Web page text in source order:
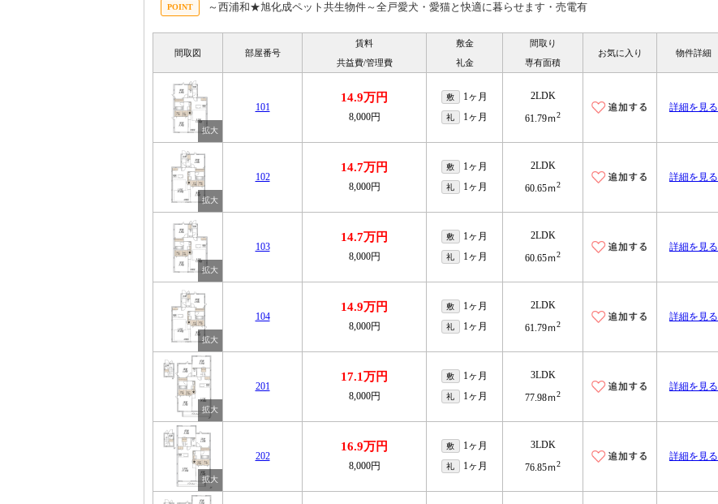
～西浦和★旭化成ペット共生物件～全戸愛犬・愛猫と快適に暮らせます・売電有
間取図 部屋番号
賃料
共益費/管理費
敷金
礼金
間取り
専有面積
お気に入り 物件詳細
101
14.9万円
8,000円
敷 1ヶ月
礼 1ヶ月
2LDK
61.79ｍ2
詳細を見る
102
14.7万円
8,000円
敷 1ヶ月
礼 1ヶ月
2LDK
60.65ｍ2
詳細を見る
103
14.7万円
8,000円
敷 1ヶ月
礼 1ヶ月
2LDK
60.65ｍ2
詳細を見る
104
14.9万円
8,000円
敷 1ヶ月
礼 1ヶ月
2LDK
61.79ｍ2
詳細を見る
201
17.1万円
8,000円
敷 1ヶ月
礼 1ヶ月
3LDK
77.98ｍ2
詳細を見る
202
16.9万円
8,000円
敷 1ヶ月
礼 1ヶ月
3LDK
76.85ｍ2
詳細を見る